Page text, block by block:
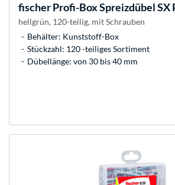
fischerProfi-Box Spreizdübel SX
hellgrün, 120-teilig, mit Schrauben
Behälter: Kunststoff-Box
Stückzahl: 120 -teiliges Sortiment
Dübellänge: von 30 bis 40 mm